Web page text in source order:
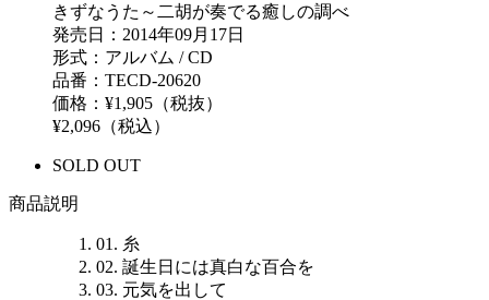
きずなうた～二胡が奏でる癒しの調べ
発売日：2014年09月17日
形式：アルバム / CD
品番：TECD-20620
価格：¥1,905（税抜）
¥2,096（税込）
SOLD OUT
商品説明
01. 糸
02. 誕生日には真白な百合を
03. 元気を出して